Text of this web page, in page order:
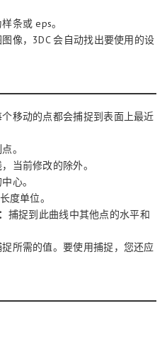
条或 eps。
图像，3DC 会自动找出要使用的设
移动的点都会捕捉到表面上最近
。
当前修改的除外。
心。
度单位。
捕捉到此曲线中其他点的水平和
所需的值。要使用捕捉，您还应